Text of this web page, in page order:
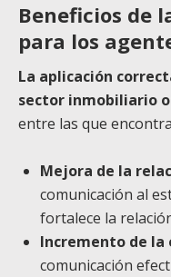
Beneficios de
para los
La aplicación
sector inmobiliario
entre las que
Mejora de la
comunicación al
fortalece la
Incremento de la
comunicación